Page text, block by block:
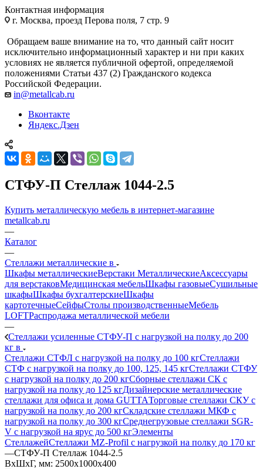
Контактная информация
г. Москва, проезд Перова поля, 7 стр. 9
Обращаем ваше внимание на то, что данный сайт носит
исключительно информационный характер и ни при каких
условиях не является публичной офертой, определяемой
положениями Статьи 437 (2) Гражданского кодекса
Российской Федерации.
in@metallcab.ru
Вконтакте
Яндекс.Дзен
СТФУ-П Стеллаж 1044-2.5
Купить металлическую мебель в интернет-магазине
metallcab.ru
—
Каталог
—
Стеллажи металлические в
Шкафы металлическиеВерстаки МеталлическиеАксессуары
для верстаковМедицинская мебельШкафы газовыеСушильные
шкафыШкафы бухгалтерскиеШкафы
картотечныеСейфыСтолы производственныеМебель
LOFTРаспродажа металлической мебели
—
Стеллажи усиленные СТФУ-П с нагрузкой на полку до 200
кг в
Стеллажи СТФЛ с нагрузкой на полку до 100 кгСтеллажи
СТФ с нагрузкой на полку до 100, 125, 145 кгСтеллажи СТФУ
с нагрузкой на полку до 200 кгСборные стеллажи СК с
нагрузкой на полку до 125 кгДизайнерские металлические
стеллажи для офиса и дома GUTTAТорговые стеллажи СКУ с
нагрузкой на полку до 200 кгСкладские стеллажи МКФ с
нагрузкой на полку до 300 кгСреднегрузовые стеллажи SGR-
V с нагрузкой на ярус до 500 кгЭлементы
СтеллажейСтеллажи MZ-Profil с нагрузкой на полку до 170 кг
—СТФУ-П Стеллаж 1044-2.5
ВхШхГ, мм: 2500x1000x400